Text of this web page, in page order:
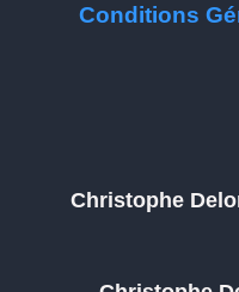
Conditions
Christophe